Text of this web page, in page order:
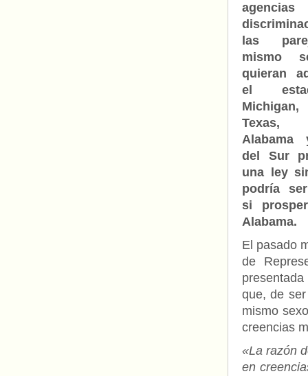
las
mismo
quieran
el
Texas,
Alabama
del Sur
una ley
podría
si
Alabama.
El pasado
de
que, de
mismo
creencias
«La razón
en